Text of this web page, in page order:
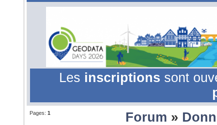
Les inscriptions sont
Pages: 1 Forum »